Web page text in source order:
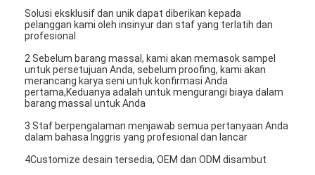
Solusi eksklusif dan unik dapat diberikan kepada
pelanggan kami oleh insinyur dan staf yang terlatih dan
profesional
2 Sebelum barang massal, kami akan memasok sampel
untuk persetujuan Anda, sebelum proofing, kami akan
merancang karya seni untuk konfirmasi Anda
pertama,Keduanya adalah untuk mengurangi biaya dalam
barang massal untuk Anda
3 Staf berpengalaman menjawab semua pertanyaan Anda
dalam bahasa Inggris yang profesional dan lancar
4Customize desain tersedia, OEM dan ODM disambut